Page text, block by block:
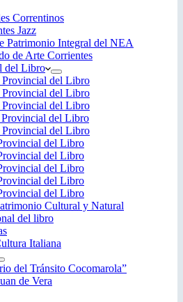
Correntinos
Jazz
Patrimonio Integral del NEA
de Arte Corrientes
del Libro
Provincial del Libro
Provincial del Libro
Provincial del Libro
Provincial del Libro
Provincial del Libro
del Libro
del Libro
del Libro
del Libro
del Libro
Cultural y Natural
del libro
Italiana
del Tránsito Cocomarola”
de Vera